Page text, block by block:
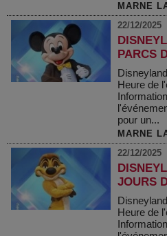
MARNE
22/12/2025
PARCS
Heure de
pour un...
MARNE
22/12/2025
JOURS
Heure de